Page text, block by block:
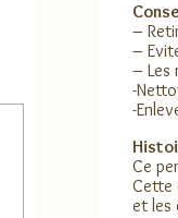
–
–
– Les
-
-
Ce
Cette
et les